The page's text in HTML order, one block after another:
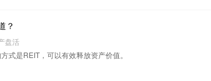
？
盘活
式是REIT，可以有效释放资产价值。